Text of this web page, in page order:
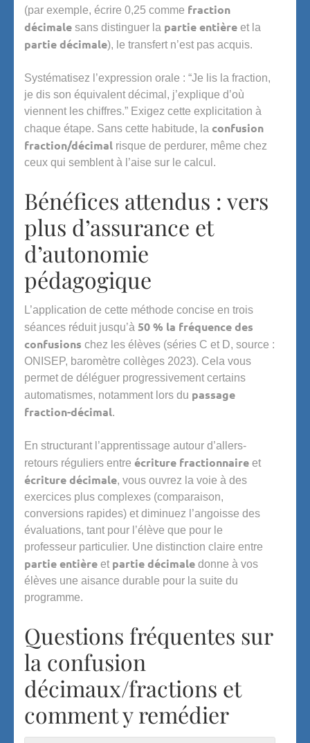
(par exemple, écrire 0,25 comme fraction
décimale sans distinguer la partie entière et la
partie décimale), le transfert n’est pas acquis.
Systématisez l’expression orale : “Je lis la fraction,
je dis son équivalent décimal, j’explique d’où
viennent les chiffres.” Exigez cette explicitation à
chaque étape. Sans cette habitude, la confusion
fraction/décimal risque de perdurer, même chez
ceux qui semblent à l’aise sur le calcul.
Bénéfices attendus : vers
plus d’assurance et
d’autonomie
pédagogique
L’application de cette méthode concise en trois
séances réduit jusqu’à 50 % la fréquence des
confusions chez les élèves (séries C et D, source :
ONISEP, baromètre collèges 2023). Cela vous
permet de déléguer progressivement certains
automatismes, notamment lors du passage
fraction-décimal.
En structurant l’apprentissage autour d’allers-
retours réguliers entre écriture fractionnaire et
écriture décimale, vous ouvrez la voie à des
exercices plus complexes (comparaison,
conversions rapides) et diminuez l’angoisse des
évaluations, tant pour l’élève que pour le
professeur particulier. Une distinction claire entre
partie entière et partie décimale donne à vos
élèves une aisance durable pour la suite du
programme.
Questions fréquentes sur
la confusion
décimaux/fractions et
comment y remédier